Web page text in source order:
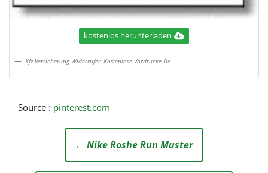
kostenlos herunterladen
Kfz Versicherung Widerrufen Kostenlose Vordrucke De
Source : pinterest.com
← Nike Roshe Run Muster